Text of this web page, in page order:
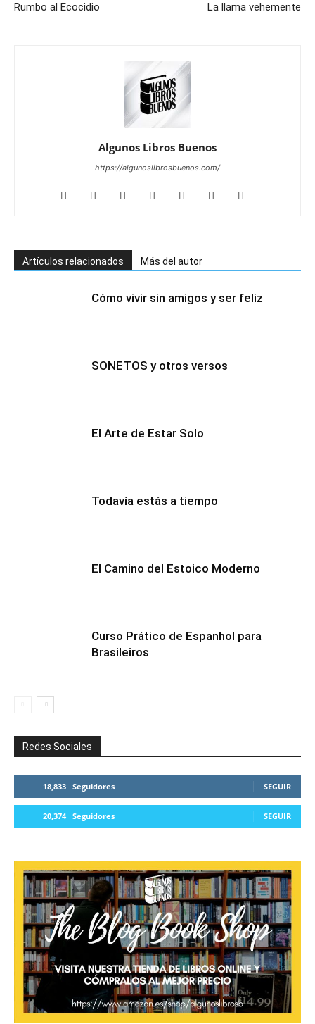
Rumbo al Ecocidio La llama vehemente
Algunos Libros Buenos
https://algunoslibrosbuenos.com/
Artículos relacionados Más del autor
Cómo vivir sin amigos y ser feliz
SONETOS y otros versos
El Arte de Estar Solo
Todavía estás a tiempo
El Camino del Estoico Moderno
Curso Prático de Espanhol para
Brasileiros
Redes Sociales
18,833 Seguidores SEGUIR
20,374 Seguidores SEGUIR